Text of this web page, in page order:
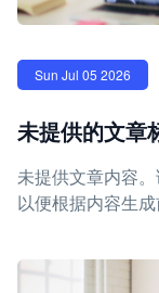
Sun Jul 05 2026
未提供的文章
未提供文章内容
以便根据内容生成